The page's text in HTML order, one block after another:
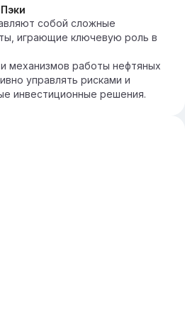
собой сложные
играющие ключевую роль в
механизмов работы нефтяных
управлять рисками и
инвестиционные решения.